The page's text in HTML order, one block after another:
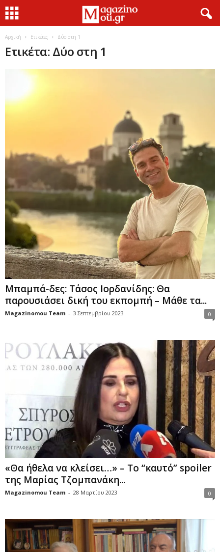
Αρχική Ετικέτες Δύο στη 1
Ετικέτα: Δύο στη 1
Μπαμπά-δες: Τάσος Ιορδανίδης: Θα
παρουσιάσει δική του εκπομπή – Μάθε τα...
Magazinomou Team - 3 Σεπτεμβρίου 2023 0
«Θα ήθελα να κλείσει…» – Το “καυτό” spoiler
της Μαρίας Τζομπανάκη...
Magazinomou Team - 28 Μαρτίου 2023 0